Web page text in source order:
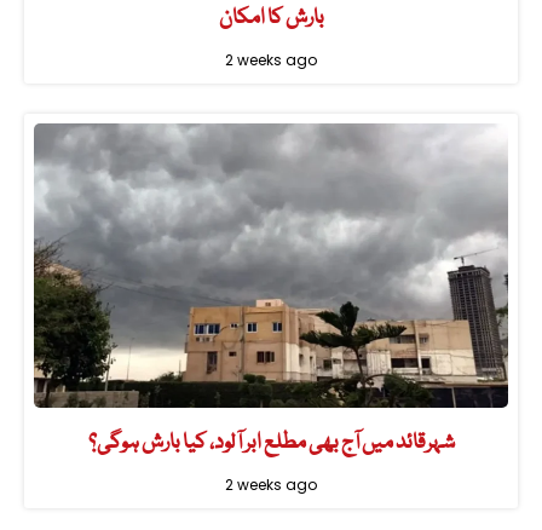
بارش کا امکان
2 weeks ago
شہرقائد میں آج بھی مطلع ابر آلود، کیا بارش ہوگی؟
2 weeks ago